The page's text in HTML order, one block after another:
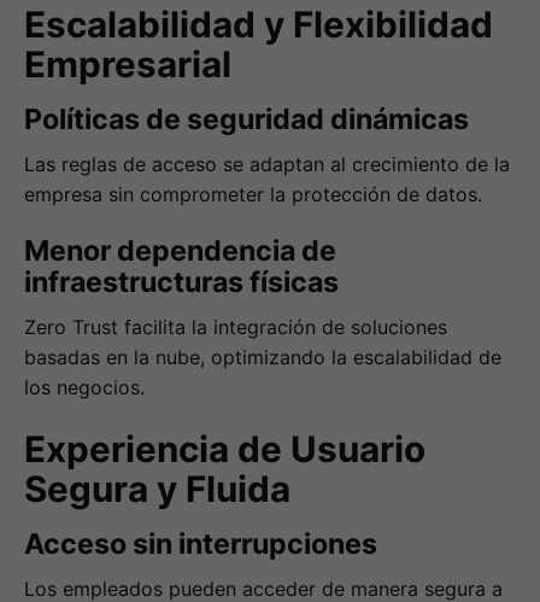
Escalabilidad y Flexibilidad
Empresarial
Políticas de seguridad dinámicas
Las reglas de acceso se adaptan al crecimiento de la
empresa sin comprometer la protección de datos.
Menor dependencia de
infraestructuras físicas
Zero Trust facilita la integración de soluciones
basadas en la nube, optimizando la escalabilidad de
los negocios.
Experiencia de Usuario
Segura y Fluida
Acceso sin interrupciones
Los empleados pueden acceder de manera segura a